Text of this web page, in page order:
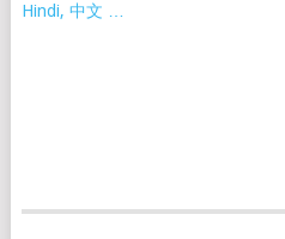
Hindi, 中文 …